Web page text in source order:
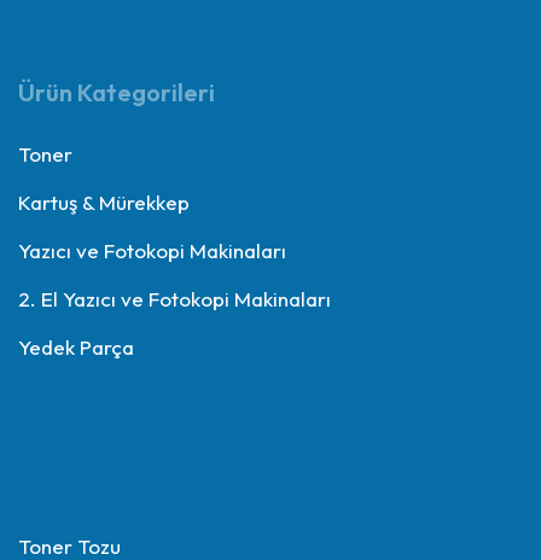
Ürün Kategorileri
Toner
Kartuş & Mürekkep
Yazıcı ve Fotokopi Makinaları
2. El Yazıcı ve Fotokopi Makinaları
Yedek Parça
Toner Tozu